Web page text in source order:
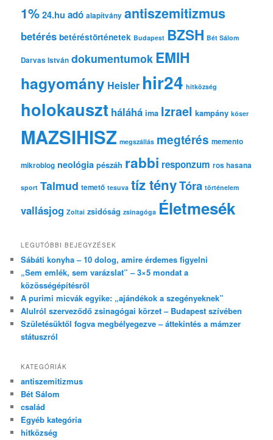
é
1% 24.hu adó alapítvány antiszemitizmus
betérés betéréstörténetek Budapest BZSH Bét Sálom
Darvas István dokumentumok EMIH
hagyomány Heisler hir24 hitközség
holokauszt háláhá ima Izrael kampány kóser
MAZSIHISZ megszállás megtérés memento
mikroblog neológia pészáh rabbi responzum ros hasana
sport Talmud temető tesuva tíz tényTóra történelem
vallásjog Zoltai zsidóság zsinagóga Életmesék
LEGUTÓBBI BEJEGYZÉSEK
Sábáti konyha – 10 dolog, amire érdemes figyelni
„Sem emlék, sem varázslat” – 3×5 mondat a
közösségépítésről
A purimi micvák egyike: „ajándékok a szegényeknek”
Alulról szerveződő zsinagógai körzet – Budapest szívében
Születésüktől fogva megbélyegezve – áttekintés a mámzer
státuszról
KATEGÓRIÁK
antiszemitizmus
Bét Sálom
család
Egyéb kategória
hitközség